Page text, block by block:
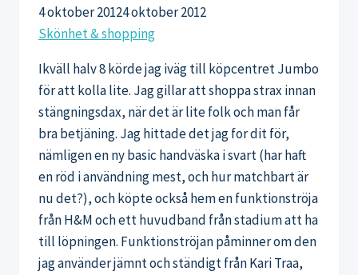
4 oktober 20124 oktober 2012
Skönhet & shopping
Ikväll halv 8 körde jag iväg till köpcentret Jumbo
för att kolla lite. Jag gillar att shoppa strax innan
stängningsdax, när det är lite folk och man får
bra betjäning. Jag hittade det jag for dit för,
nämligen en ny basic handväska i svart (har haft
en röd i användning mest, och hur matchbart är
nu det?), och köpte också hem en funktionströja
från H&M och ett huvudband från stadium att ha
till löpningen. Funktionströjan påminner om den
jag använder jämnt och ständigt från Kari Traa,